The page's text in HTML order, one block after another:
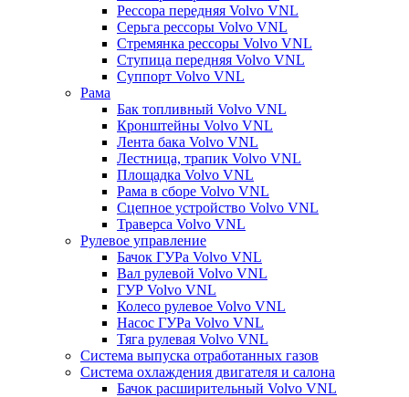
Рессора передняя Volvo VNL
Серьга рессоры Volvo VNL
Стремянка рессоры Volvo VNL
Ступица передняя Volvo VNL
Суппорт Volvo VNL
Рама
Бак топливный Volvo VNL
Кронштейны Volvo VNL
Лента бака Volvo VNL
Лестница, трапик Volvo VNL
Площадка Volvo VNL
Рама в сборе Volvo VNL
Сцепное устройство Volvo VNL
Траверса Volvo VNL
Рулевое управление
Бачок ГУРа Volvo VNL
Вал рулевой Volvo VNL
ГУР Volvo VNL
Колесо рулевое Volvo VNL
Насос ГУРа Volvo VNL
Тяга рулевая Volvo VNL
Система выпуска отработанных газов
Система охлаждения двигателя и салона
Бачок расширительный Volvo VNL